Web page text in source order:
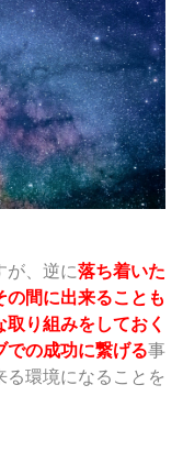
が、逆に落ち着いた
の間に出来ることも
取り組みをしておく
での成功に繋げる事
る環境になることを